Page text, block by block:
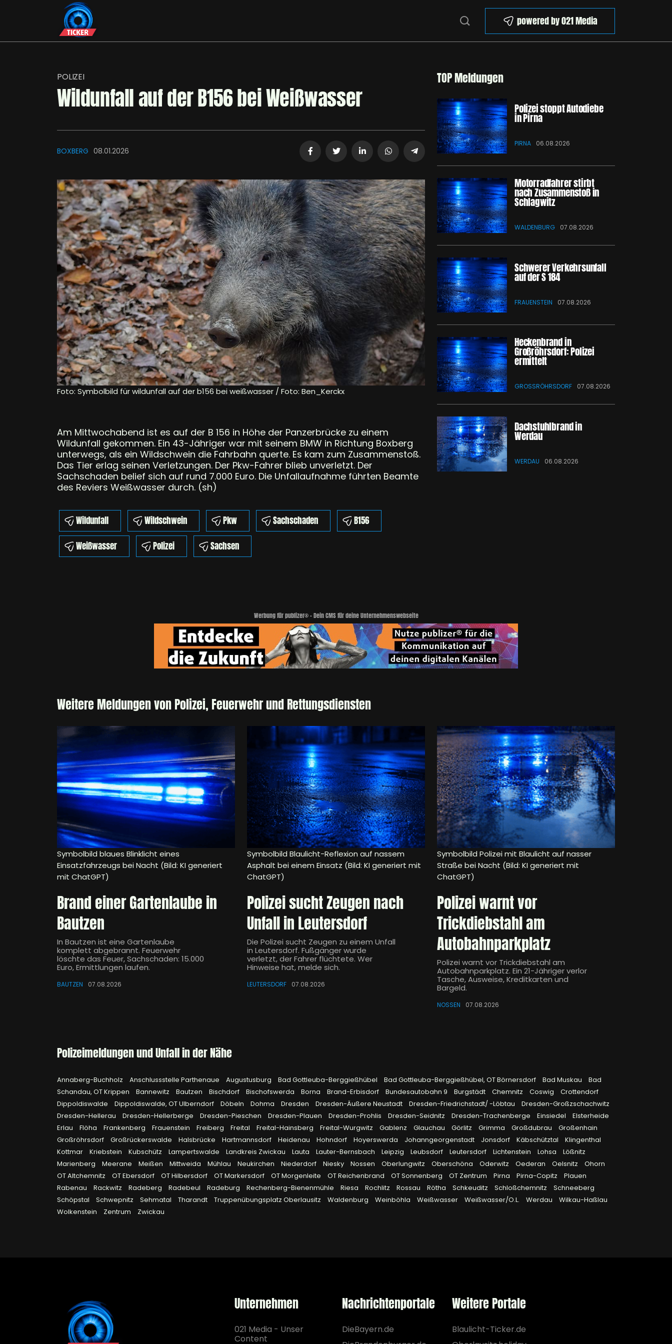
powered by 021 Media
POLIZEI
Wildunfall auf der B156 bei Weißwasser
BOXBERG 08.01.2026
Foto: Symbolbild für wildunfall auf der b156 bei weißwasser / Foto: Ben_Kerckx
Am Mittwochabend ist es auf der B 156 in Höhe der Panzerbrücke zu einem
Wildunfall gekommen. Ein 43-Jähriger war mit seinem BMW in Richtung Boxberg
unterwegs, als ein Wildschwein die Fahrbahn querte. Es kam zum Zusammenstoß.
Das Tier erlag seinen Verletzungen. Der Pkw-Fahrer blieb unverletzt. Der
Sachschaden belief sich auf rund 7.000 Euro. Die Unfallaufnahme führten Beamte
des Reviers Weißwasser durch. (sh)
Wildunfall Wildschwein Pkw Sachschaden
B156
Weißwasser
Polizei Sachsen
TOP Meldungen
Polizei stoppt Autodiebe
in Pirna
PIRNA 06.08.2026
Motorradfahrer stirbt
nach Zusammenstoß in
Schlagwitz
WALDENBURG 07.08.2026
Schwerer Verkehrsunfall
auf der S 184
FRAUENSTEIN 07.08.2026
Heckenbrand in
Großröhrsdorf: Polizei
ermittelt
GROSSRÖHRSDORF 07.08.2026
Dachstuhlbrand in
Werdau
WERDAU 06.08.2026
Werbung für publizer® - Dein CMS für deine Unternehmenswebseite
Weitere Meldungen von Polizei, Feuerwehr und Rettungsdiensten
Symbolbild blaues Blinklicht eines
Einsatzfahrzeugs bei Nacht (Bild: KI generiert
mit ChatGPT)
Brand einer Gartenlaube in
Bautzen
In Bautzen ist eine Gartenlaube
komplett abgebrannt. Feuerwehr
löschte das Feuer, Sachschaden: 15.000
Euro, Ermittlungen laufen.
BAUTZEN 07.08.2026
Symbolbild Blaulicht-Reflexion auf nassem
Asphalt bei einem Einsatz (Bild: KI generiert mit
ChatGPT)
Polizei sucht Zeugen nach
Unfall in Leutersdorf
Die Polizei sucht Zeugen zu einem Unfall
in Leutersdorf. Fußgänger wurde
verletzt, der Fahrer flüchtete. Wer
Hinweise hat, melde sich.
LEUTERSDORF 07.08.2026
Symbolbild Polizei mit Blaulicht auf nasser
Straße bei Nacht (Bild: KI generiert mit
ChatGPT)
Polizei warnt vor
Trickdiebstahl am
Autobahnparkplatz
Polizei warnt vor Trickdiebstahl am
Autobahnparkplatz. Ein 21-Jähriger verlor
Tasche, Ausweise, Kreditkarten und
Bargeld.
NOSSEN 07.08.2026
Polizeimeldungen und Unfall in der Nähe
Annaberg-Buchholz Anschlussstelle Parthenaue Augustusburg Bad Gottleuba-Berggießhübel Bad Gottleuba-Berggießhübel, OT Börnersdorf Bad Muskau
Bad
Schandau, OT Krippen
Bannewitz Bautzen Bischdorf Bischofswerda Borna Brand-Erbisdorf Bundesautobahn 9 Burgstädt Chemnitz Coswig
Crottendorf
Dippoldiswalde
Dippoldiswalde, OT Ulberndorf Döbeln Dohma Dresden Dresden-Äußere Neustadt Dresden-Friedrichstadt/ -Löbtau
Dresden-Großzschachwitz
Dresden-Hellerau
Dresden-Hellerberge Dresden-Pieschen Dresden-Plauen Dresden-Prohlis Dresden-Seidnitz Dresden-Trachenberge Einsiedel
Elsterheide
Erlau
Flöha Frankenberg Frauenstein Freiberg Freital Freital-Hainsberg Freital-Wurgwitz Gablenz Glauchau Görlitz Grimma Großdubrau
Großenhain
Großröhrsdorf
Großrückerswalde Halsbrücke Hartmannsdorf Heidenau Hohndorf Hoyerswerda Johanngeorgenstadt Jonsdorf Käbschütztal
Klingenthal
Kottmar
Kriebstein Kubschütz Lampertswalde Landkreis Zwickau Lauta Lauter-Bernsbach Leipzig Leubsdorf Leutersdorf Lichtenstein Lohsa
Lößnitz
Marienberg
Meerane Meißen Mittweida Mühlau Neukirchen Niederdorf Niesky Nossen Oberlungwitz Oberschöna Oderwitz Oederan Oelsnitz
Ohorn
OT Altchemnitz
OT Ebersdorf OT Hilbersdorf OT Markersdorf OT Morgenleite OT Reichenbrand OT Sonnenberg OT Zentrum Pirna Pirna-Copitz
Plauen
Rabenau
Rackwitz Radeberg Radebeul Radeburg Rechenberg-Bienenmühle Riesa Rochlitz Rossau Rötha Schkeuditz Schloßchemnitz
Schneeberg
Schöpstal
Schwepnitz Sehmatal Tharandt Truppenübungsplatz Oberlausitz Waldenburg Weinböhla Weißwasser Weißwasser/O.L. Werdau
Wilkau-Haßlau
Wolkenstein
Zentrum Zwickau
Unternehmen
021 Media - Unser
Content
Nachrichtenportale
DieBayern.de
Weitere Portale
Blaulicht-Ticker.de